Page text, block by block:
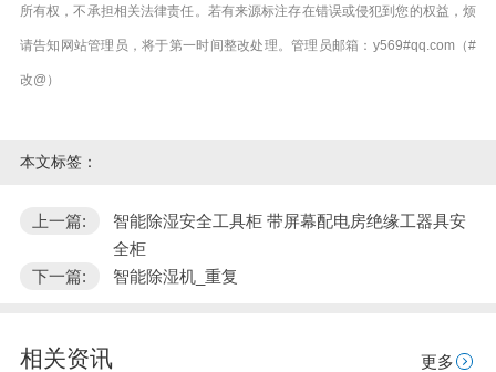
所有权，不承担相关法律责任。若有来源标注存在错误或侵犯到您的权益，烦
请告知网站管理员，将于第一时间整改处理。管理员邮箱：y569#qq.com（#
改@）
本文标签：
上一篇:
智能除湿安全工具柜 带屏幕配电房绝缘工器具安
全柜
下一篇:
智能除湿机_重复
相关资讯 更多